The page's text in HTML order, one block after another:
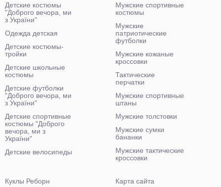
Детские костюмы
"Доброго вечора, ми
з України"
Одежда детская
Детские костюмы-
тройки
Детские школьные
костюмы
Детские футболки
"Доброго вечора, ми
з України"
Детские спортивные
костюмы "Доброго
вечора, ми з
України"
Детские велосипеды
Мужские спортивные
костюмы
Мужские
патриотические
футболки
Мужские кожаные
кроссовки
Тактические
перчатки
Мужские спортивные
штаны
Мужские толстовки
Мужские сумки
бананки
Мужские тактические
кроссовки
Куклы Реборн
Карта сайта